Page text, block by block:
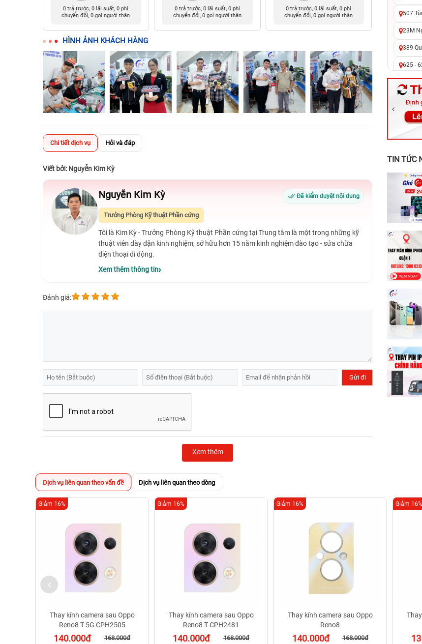
0 trả trước, 0 lãi suất, 0 phí
chuyển đổi, 0 gọi người thân
0 trả trước, 0 lãi suất, 0 phí
chuyển đổi, 0 gọi người thân
0 trả trước, 0 lãi suất, 0 phí
chuyển đổi, 0 gọi người thân
chuyển
HÌNH ẢNH KHÁCH HÀNG
Chi tiết dịch vụ Hỏi và đáp
Viết bởi: Nguyễn Kim Kỳ
Nguyễn Kim Kỳ Đã kiểm duyệt nội dung
Trưởng Phòng Kỹ thuật Phần cứng
Tôi là Kim Kỳ - Trưởng Phòng Kỹ thuật Phần cứng tại Trung tâm là một trong những kỹ
thuật viên dày dặn kinh nghiệm, sở hữu hơn 15 năm kinh nghiệm đào tạo - sửa chữa
điện thoại di động.
Xem thêm thông tin
Đánh giá:
Xem thêm
507
23M
389
625 -
326
256
70
24h
TIN TỨC
Dịch vụ liên quan theo vấn đề Dịch vụ liên quan theo dòng
Thay kính camera sau Oppo
Reno8 T 5G CPH2505
140.000đ 168.000đ
Giảm 16%
Thay kính camera sau Oppo
Reno8 T CPH2481
140.000đ 168.000đ
Giảm 16%
Thay kính camera sau Oppo
Reno8
140.000đ 168.000đ
Giảm 16% Giảm 16%